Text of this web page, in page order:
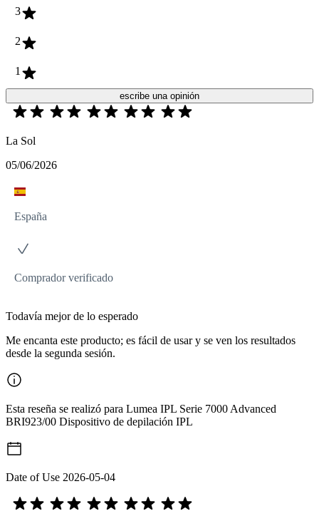
3
2
1
escribe una opinión
La Sol
05/06/2026
España
Comprador verificado
Todavía mejor de lo esperado
Me encanta este producto; es fácil de usar y se ven los resultados
desde la segunda sesión.
Esta reseña se realizó para Lumea IPL Serie 7000 Advanced
BRI923/00 Dispositivo de depilación IPL
Date of Use 2026-05-04